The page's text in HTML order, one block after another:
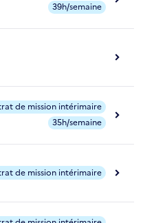
39h/semaine
de mission intérimaire
35h/semaine
de mission intérimaire